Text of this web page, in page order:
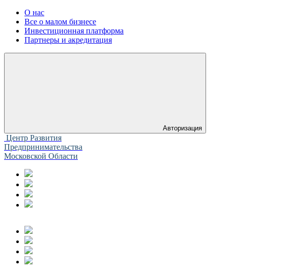
О нас
Все о малом бизнесе
Инвестиционная платформа
Партнеры и акредитация
Авторизация
Центр Развития
Предпринимательства
Московской Области